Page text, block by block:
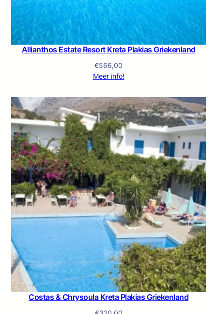
Allianthos Estate Resort Kreta Plakias Griekenland
€566,00
Meer info!
Costas & Chrysoula Kreta Plakias Griekenland